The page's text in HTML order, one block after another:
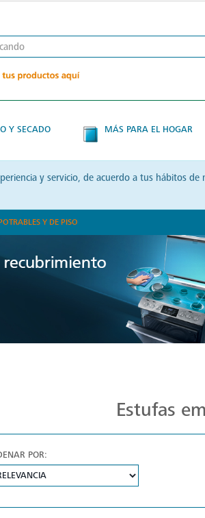
Y SECADO MÁS PARA EL HOGAR
y servicio, de acuerdo a tus hábitos
Y DE PISO
Estufas
POR: